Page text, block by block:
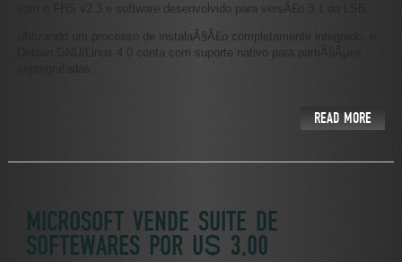
com o FHS v2.3 e software desenvolvido para versÃ£o 3.1 do LSB.
Utilizando um processo de instalaÃ§Ã£o completamente integrado, o
Debian GNU/Linux 4.0 conta com suporte nativo para partiÃ§Ãµes
READ MORE
MICROSOFT VENDE SUITE DE
SOFTEWARES POR U$ 3,00